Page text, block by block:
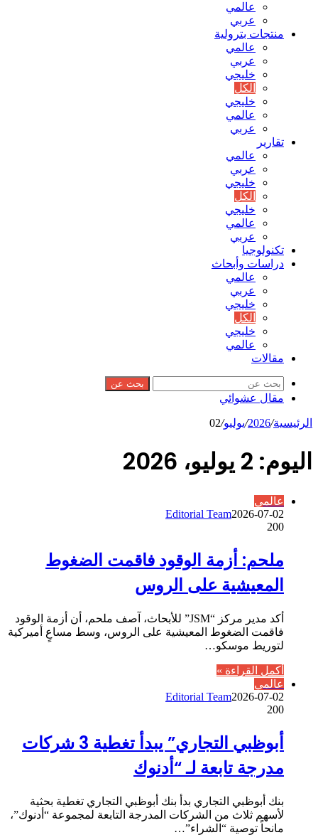
عالمي
عربي
منتجات بترولية
عالمي
عربي
خليجي
الكل
خليجي
عالمي
عربي
تقارير
عالمي
عربي
خليجي
الكل
خليجي
عالمي
عربي
تكنولوجيا
دراسات وأبحاث
عالمي
عربي
خليجي
الكل
خليجي
عالمي
مقالات
بحث عن
مقال عشوائي
الرئيسية/
2026
/يوليو/
02
اليوم: 2 يوليو، 2026
عالمي
Editorial Team2026-07-02
200
ملحم: أزمة الوقود فاقمت الضغوط
المعيشية على الروس
أكد مدير مركز “JSM” للأبحاث، آصف ملحم، أن أزمة الوقود
فاقمت الضغوط المعيشية على الروس، وسط مساعٍ أميركية
لتوريط موسكو…
أكمل القراءة »
عالمي
Editorial Team2026-07-02
200
أبوظبي التجاري” يبدأ تغطية 3 شركات
مدرجة تابعة لـ “أدنوك
بنك أبوظبي التجاري بدأ بنك أبوظبي التجاري تغطية بحثية
لأسهم ثلاث من الشركات المدرجة التابعة لمجموعة “أدنوك”،
مانحاً توصية “الشراء”…